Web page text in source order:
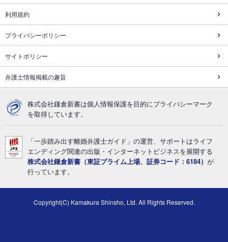
利用規約
プライバシーポリシー
サイトポリシー
弁護士情報掲載の趣旨
株式会社鎌倉新書は個人情報保護を目的にプライバシーマーク
を取得しています。
「一歩踏み出す離婚弁護士ガイド」の運営、サポートはライフ
エンディング関連の出版・インターネットビジネスを展開する
株式会社鎌倉新書（東証プライム上場、証券コード：6184） が
行っています。
Copyright(C) Kamakura Shinsho, Ltd. All Rights Reserved.